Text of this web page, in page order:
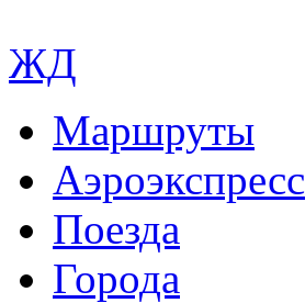
ЖД
Маршруты
Аэроэкспресс
Поезда
Города